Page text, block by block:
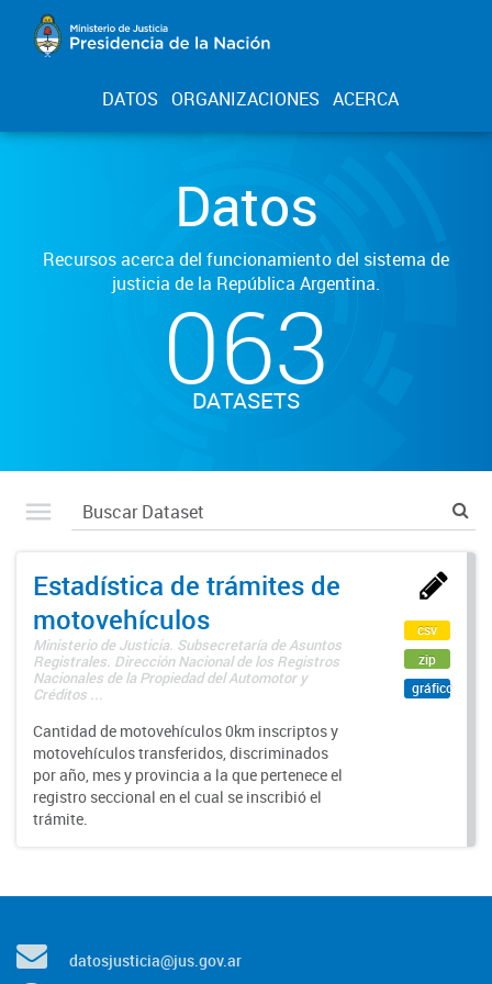
DATOS ORGANIZACIONES ACERCA
Datos
Recursos acerca del funcionamiento del sistema de
justicia de la República Argentina.
063
DATASETS
Estadística de trámites de
motovehículos
Ministerio de Justicia. Subsecretaría de Asuntos
Registrales. Dirección Nacional de los Registros
Nacionales de la Propiedad del Automotor y
Créditos ...
Cantidad de motovehículos 0km inscriptos y
motovehículos transferidos, discriminados
por año, mes y provincia a la que pertenece el
registro seccional en el cual se inscribió el
trámite.
csv
zip
gráfico
datosjusticia@jus.gov.ar